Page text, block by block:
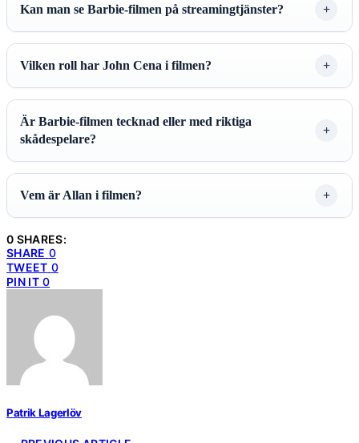
Kan man se Barbie-filmen på streamingtjänster?
Vilken roll har John Cena i filmen?
Är Barbie-filmen tecknad eller med riktiga
skådespelare?
Vem är Allan i filmen?
0 SHARES:
SHARE 0
TWEET 0
PIN IT 0
Patrik Lagerlöv